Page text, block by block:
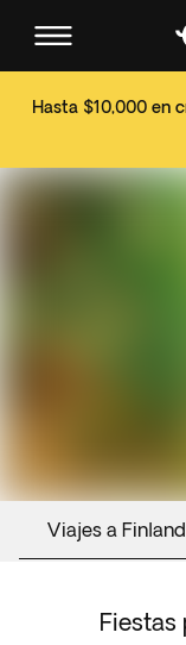
Hasta $10,000 en
Viajes a
Fiestas